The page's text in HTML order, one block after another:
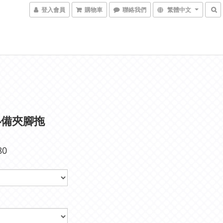
登入會員 購物車 聯絡我們 繁體中文
夾腳拖